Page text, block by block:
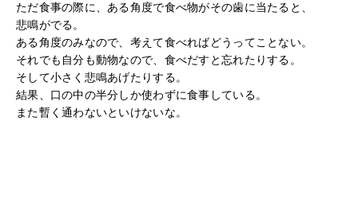
ただ食事の際に、ある角度で食べ物がその歯に当たると、
悲鳴がでる。
ある角度のみなので、考えて食べればどうってことない。
それでも自分も動物なので、食べだすと忘れたりする。
そして小さく悲鳴あげたりする。
結果、口の中の半分しか使わずに食事している。
また暫く通わないといけないな。